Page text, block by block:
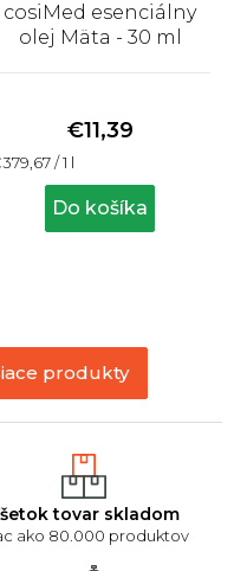
tovar skladom
ako 80.000 produktov
cosiMed esenciálny
olej Mäta - 30 ml
produktu
5,0
z
hviezdičiek.
€11,39
/ 1 l
Do košíka
produkty